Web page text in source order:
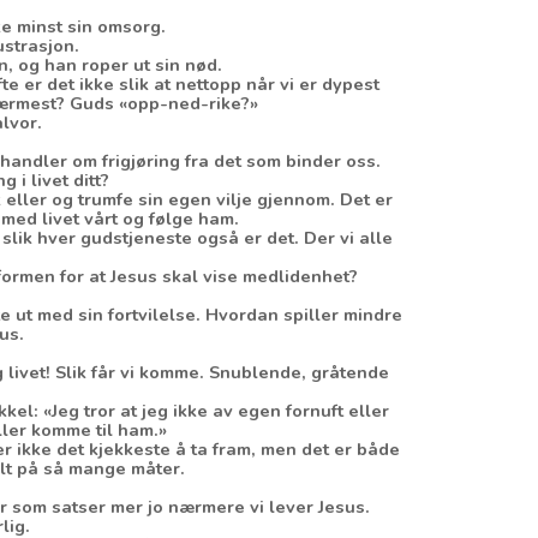
minst sin omsorg.
og han roper ut sin nød.
er det ikke slik at nettopp når vi er dypest
Guds «opp-ned-rike?»
om frigjøring fra det som binder oss.
i livet ditt?
og trumfe sin egen vilje gjennom. Det er
livet vårt og følge ham.
hver gudstjeneste også er det. Der vi alle
for at Jesus skal vise medlidenhet?
ut med sin fortvilelse. Hvordan spiller mindre
Slik får vi komme. Snublende, gråtende
«Jeg tror at jeg ikke av egen fornuft eller
komme til ham.»
ikke det kjekkeste å ta fram, men det er både
på så mange måter.
satser mer jo nærmere vi lever Jesus.